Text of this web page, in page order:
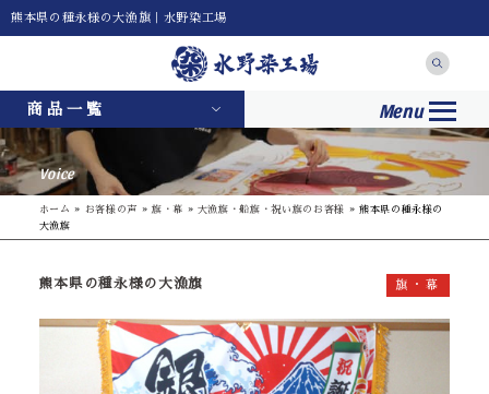
熊本県の種永様の大漁旗｜水野染工場
商品一覧 Menu
Voice
ホーム » お客様の声 » 旗・幕 » 大漁旗・船旗・祝い旗のお客様 » 熊本県の種永様の
大漁旗
熊本県の種永様の大漁旗 旗・幕